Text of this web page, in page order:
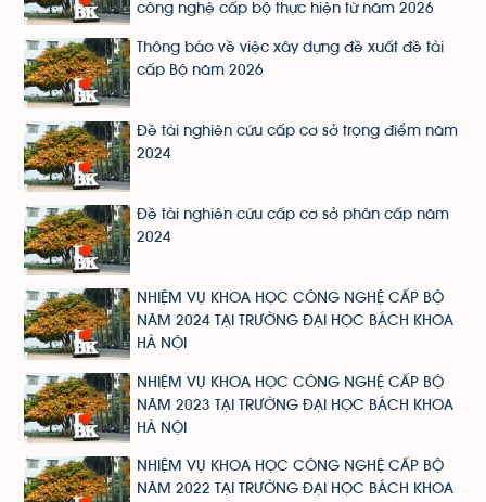
công nghệ cấp bộ thực hiện từ năm 2026
Thông báo về việc xây dựng đề xuất đề tài
cấp Bộ năm 2026
Đề tài nghiên cứu cấp cơ sở trọng điểm năm
2024
Đề tài nghiên cứu cấp cơ sở phân cấp năm
2024
NHIỆM VỤ KHOA HỌC CÔNG NGHỆ CẤP BỘ
NĂM 2024 TẠI TRƯỜNG ĐẠI HỌC BÁCH KHOA
HÀ NỘI
NHIỆM VỤ KHOA HỌC CÔNG NGHỆ CẤP BỘ
NĂM 2023 TẠI TRƯỜNG ĐẠI HỌC BÁCH KHOA
HÀ NỘI
NHIỆM VỤ KHOA HỌC CÔNG NGHỆ CẤP BỘ
NĂM 2022 TẠI TRƯỜNG ĐẠI HỌC BÁCH KHOA